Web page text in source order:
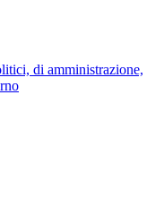
di amministrazione,